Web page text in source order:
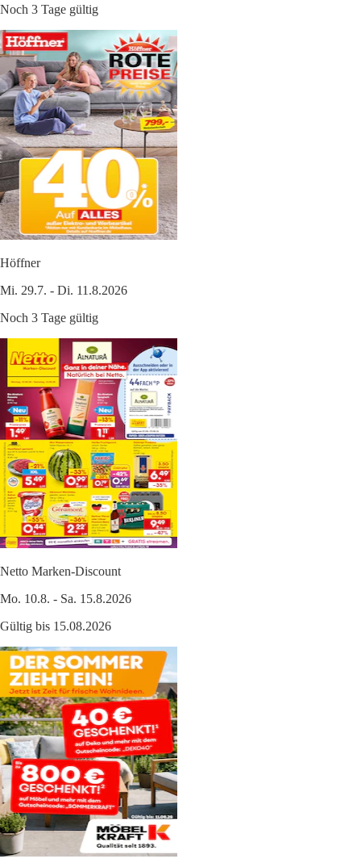
Noch 3 Tage gültig
Höffner
Mi. 29.7. - Di. 11.8.2026
Noch 3 Tage gültig
Netto Marken-Discount
Mo. 10.8. - Sa. 15.8.2026
Gültig bis 15.08.2026